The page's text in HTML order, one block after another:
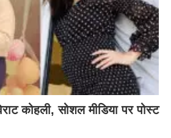
कोहली, सोशल मीडिया पर पोस्ट